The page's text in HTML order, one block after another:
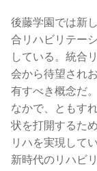
後藤学園では新
合リハビリテー
している。統合
会から待望され
有すべき概念だ
なかで、ともす
状を打開するた
リハを実現して
新時代のリハビ